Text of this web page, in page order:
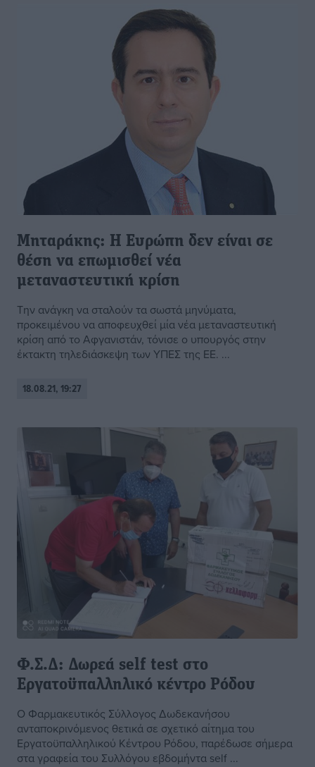
Μηταράκης: Η Ευρώπη δεν είναι σε
θέση να επωμισθεί νέα
μεταναστευτική κρίση
Την ανάγκη να σταλούν τα σωστά μηνύματα,
προκειμένου να αποφευχθεί μία νέα μεταναστευτική
κρίση από το Αφγανιστάν, τόνισε ο υπουργός στην
έκτακτη τηλεδιάσκεψη των ΥΠΕΣ της ΕΕ. ...
18.08.21, 19:27
Φ.Σ.Δ: Δωρεά self test στο
Εργατοϋπαλληλικό κέντρο Ρόδου
Ο Φαρμακευτικός Σύλλογος Δωδεκανήσου
ανταποκρινόμενος θετικά σε σχετικό αίτημα του
Εργατοϋπαλληλικού Κέντρου Ρόδου, παρέδωσε σήμερα
στα γραφεία του Συλλόγου εβδομήντα self ...